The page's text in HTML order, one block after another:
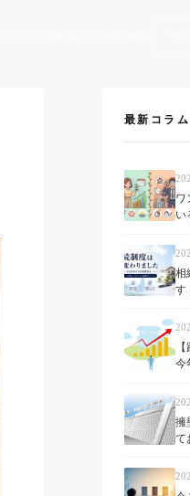
最新コラム
ワ
い
相
す
が
今
擁
て